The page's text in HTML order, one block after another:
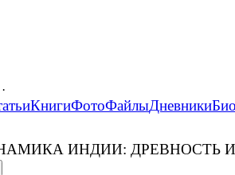
·
КнигиФотоФайлыДневники
ИНДИИ: ДРЕВНОСТЬ